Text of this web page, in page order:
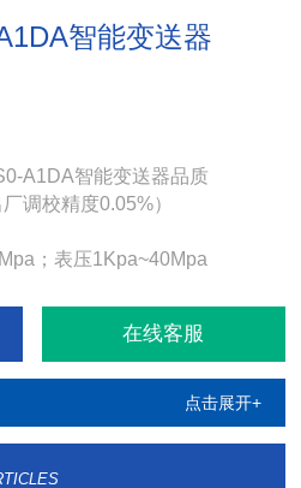
智能变送器
A1DA智能变送器品质
调校精度0.05%）
；表压1Kpa~40Mpa
在线客服
点击展开+